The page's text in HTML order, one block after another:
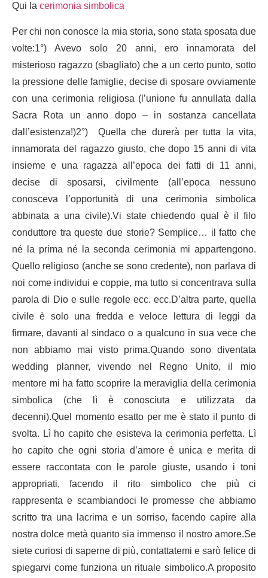
Qui la cerimonia simbolica
Per chi non conosce la mia storia, sono stata sposata due
volte:1°) Avevo solo 20 anni, ero innamorata del
misterioso ragazzo (sbagliato) che a un certo punto, sotto
la pressione delle famiglie, decise di sposare ovviamente
con una cerimonia religiosa (l’unione fu annullata dalla
Sacra Rota un anno dopo – in sostanza cancellata
dall’esistenza!)2°) Quella che durerà per tutta la vita,
innamorata del ragazzo giusto, che dopo 15 anni di vita
insieme e una ragazza all’epoca dei fatti di 11 anni,
decise di sposarsi, civilmente (all’epoca nessuno
conosceva l’opportunità di una cerimonia simbolica
abbinata a una civile).Vi state chiedendo qual è il filo
conduttore tra queste due storie? Semplice… il fatto che
né la prima né la seconda cerimonia mi appartengono.
Quello religioso (anche se sono credente), non parlava di
noi come individui e coppie, ma tutto si concentrava sulla
parola di Dio e sulle regole ecc. ecc.D’altra parte, quella
civile è solo una fredda e veloce lettura di leggi da
firmare, davanti al sindaco o a qualcuno in sua vece che
non abbiamo mai visto prima.Quando sono diventata
wedding planner, vivendo nel Regno Unito, il mio
mentore mi ha fatto scoprire la meraviglia della cerimonia
simbolica (che lì è conosciuta e utilizzata da
decenni).Quel momento esatto per me è stato il punto di
svolta. Lì ho capito che esisteva la cerimonia perfetta. Lì
ho capito che ogni storia d’amore è unica e merita di
essere raccontata con le parole giuste, usando i toni
appropriati, facendo il rito simbolico che più ci
rappresenta e scambiandoci le promesse che abbiamo
scritto tra una lacrima e un sorriso, facendo capire alla
nostra dolce metà quanto sia immenso il nostro amore.Se
siete curiosi di saperne di più, contattatemi e sarò felice di
spiegarvi come funziona un rituale simbolico.A proposito